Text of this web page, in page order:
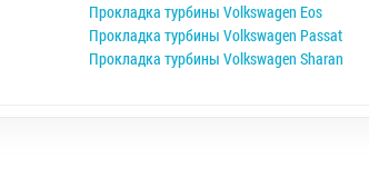
Прокладка турбины Volkswagen Eos
Прокладка турбины Volkswagen Passat
Прокладка турбины Volkswagen Sharan